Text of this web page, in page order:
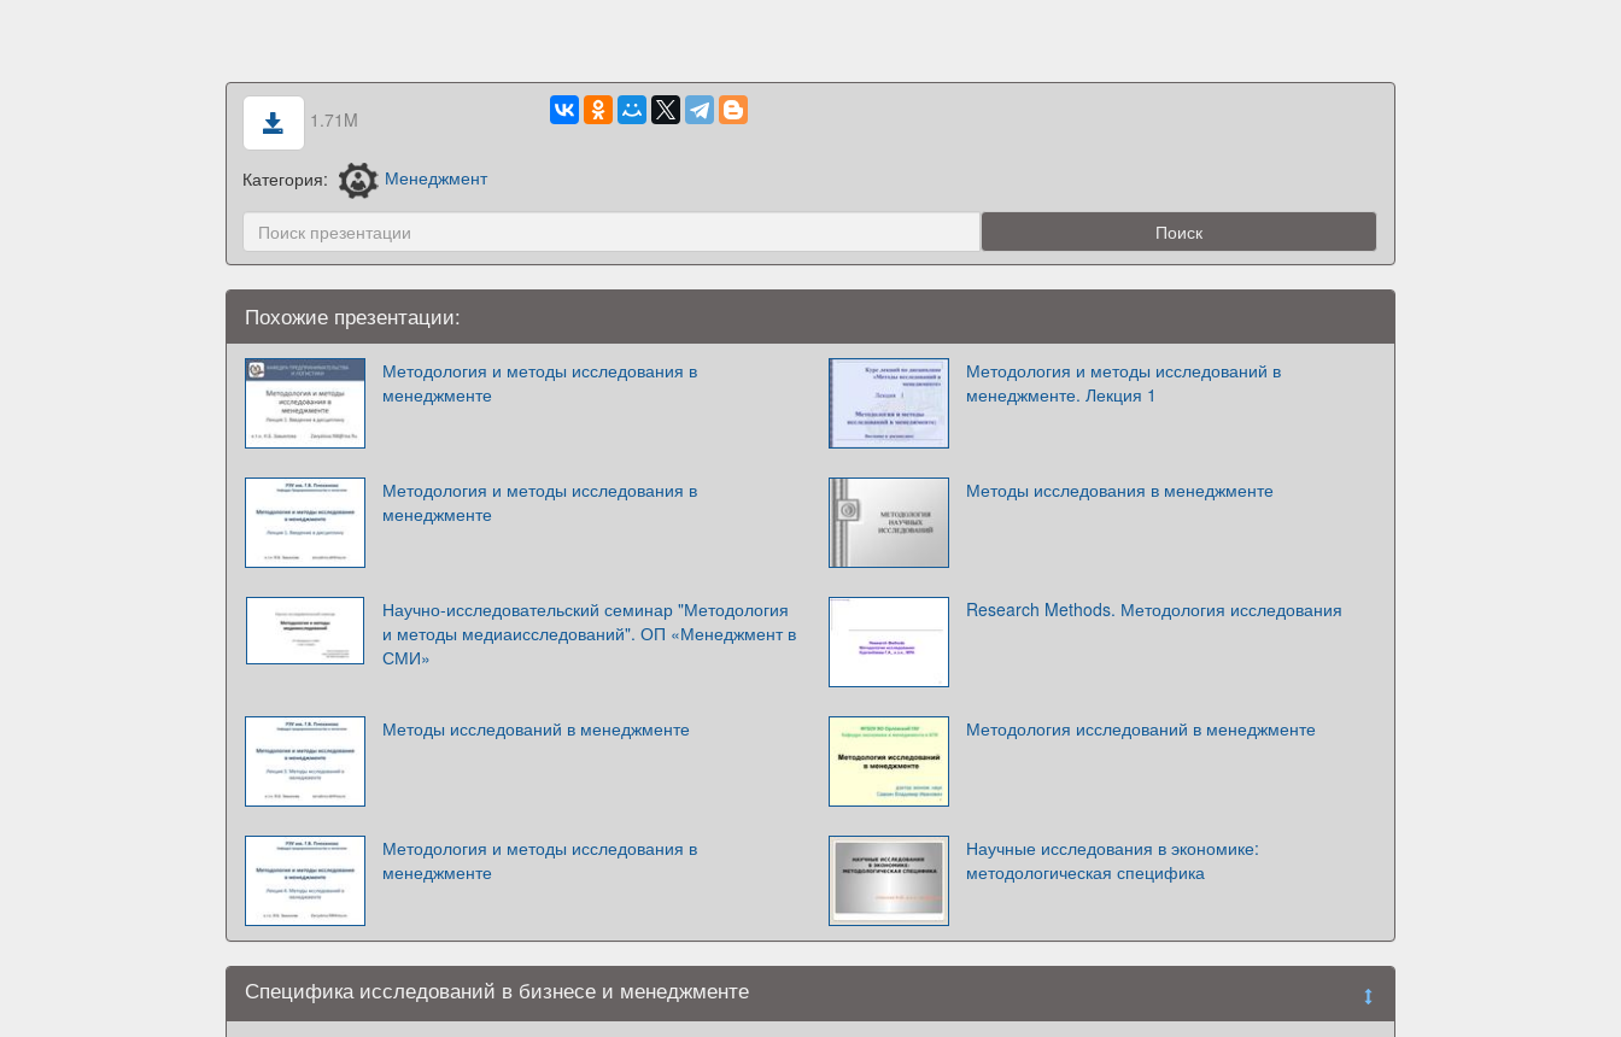
1.71M
Категория: Менеджмент
Похожие презентации:
Методология и методы исследования в
менеджменте
Методология и методы исследований в
менеджменте. Лекция 1
Методология и методы исследования в
менеджменте
Методы исследования в менеджменте
Научно-исследовательский семинар "Методология
и методы медиаисследований". ОП «Менеджмент в
СМИ»
Research Methods. Методология исследования
Методы исследований в менеджменте Методология исследований в менеджменте
Методология и методы исследования в
менеджменте
Научные исследования в экономике:
методологическая специфика
Специфика исследований в бизнесе и менеджменте